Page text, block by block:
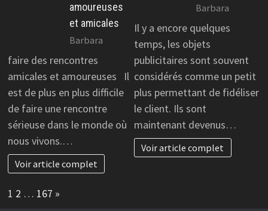
amoureuses
et amicales
Barbara
faire des rencontres
amicales et amoureuses Il
est de plus en plus difficile
de faire une rencontre
sérieuse dans le monde où
nous vivons.…
Voir article complet
Barbara
Il y a encore quelques
temps, les objets
publicitaires sont souvent
considérés comme un petit
plus permettant de fidéliser
le client. Ils sont
maintenant devenus…
Voir article complet
Page:
1 2 … 167 Next
»